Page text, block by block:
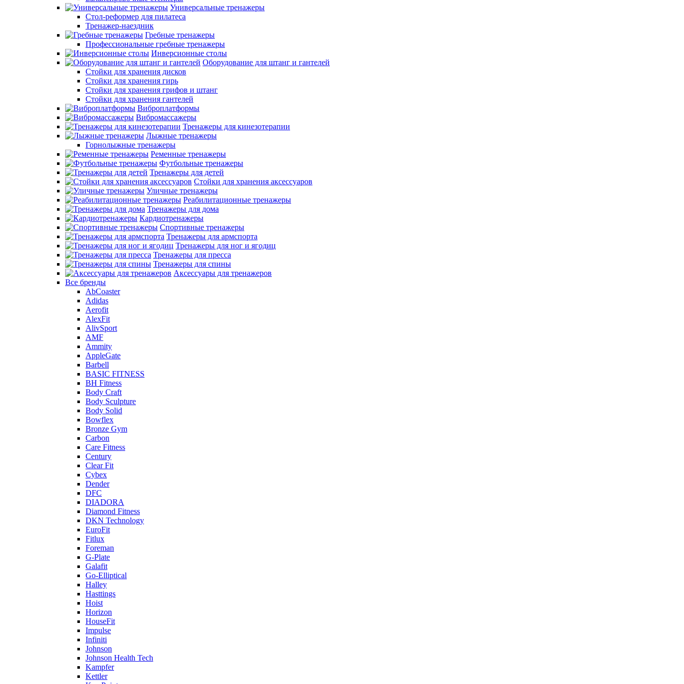
Универсальные тренажеры
Стол-реформер для пилатеса
Тренажер-наездник
Гребные тренажеры
Профессиональные гребные тренажеры
Инверсионные столы
Оборудование для штанг и гантелей
Стойки для хранения дисков
Стойки для хранения гирь
Стойки для хранения грифов и штанг
Стойки для хранения гантелей
Виброплатформы
Вибромассажеры
Тренажеры для кинезотерапии
Лыжные тренажеры
Горнолыжные тренажеры
Ременные тренажеры
Футбольные тренажеры
Тренажеры для детей
Стойки для хранения аксессуаров
Уличные тренажеры
Реабилитационные тренажеры
Тренажеры для дома
Кардиотренажеры
Спортивные тренажеры
Тренажеры для армспорта
Тренажеры для ног и ягодиц
Тренажеры для пресса
Тренажеры для спины
Аксессуары для тренажеров
Все бренды
AbCoaster
Adidas
Aerofit
AlexFit
AlivSport
AMF
Ammity
AppleGate
Barbell
BASIC FITNESS
BH Fitness
Body Craft
Body Sculpture
Body Solid
Bowflex
Bronze Gym
Carbon
Care Fitness
Century
Clear Fit
Cybex
Dender
DFC
DIADORA
Diamond Fitness
DKN Technology
EuroFit
Fitlux
Foreman
G-Plate
Galafit
Go-Elliptical
Halley
Hasttings
Hoist
Horizon
HouseFit
Impulse
Infiniti
Johnson
Johnson Health Tech
Kampfer
Kettler